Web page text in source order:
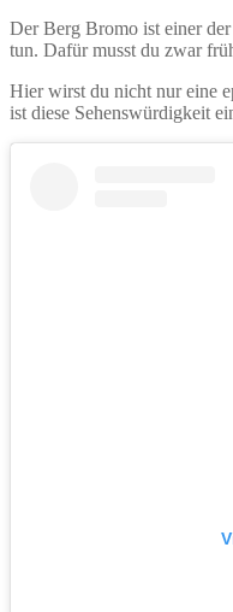
Der Berg Bromo ist einer
tun. Dafür musst du zwar
Hier wirst du nicht nur eine
ist diese Sehenswürdigkeit